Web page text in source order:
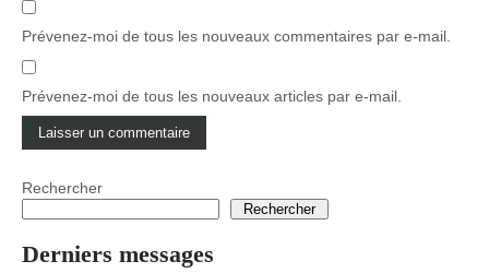
Prévenez-moi de tous les nouveaux commentaires par e-mail.
Prévenez-moi de tous les nouveaux articles par e-mail.
Rechercher
Rechercher
Derniers messages